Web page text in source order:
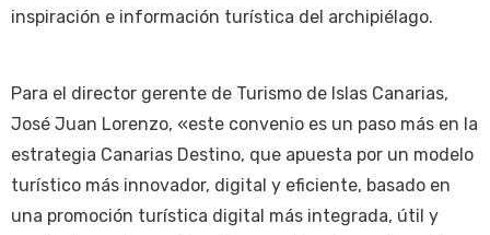
inspiración e información turística del archipiélago.
Para el director gerente de Turismo de Islas Canarias,
José Juan Lorenzo, «este convenio es un paso más en la
estrategia Canarias Destino, que apuesta por un modelo
turístico más innovador, digital y eficiente, basado en
una promoción turística digital más integrada, útil y